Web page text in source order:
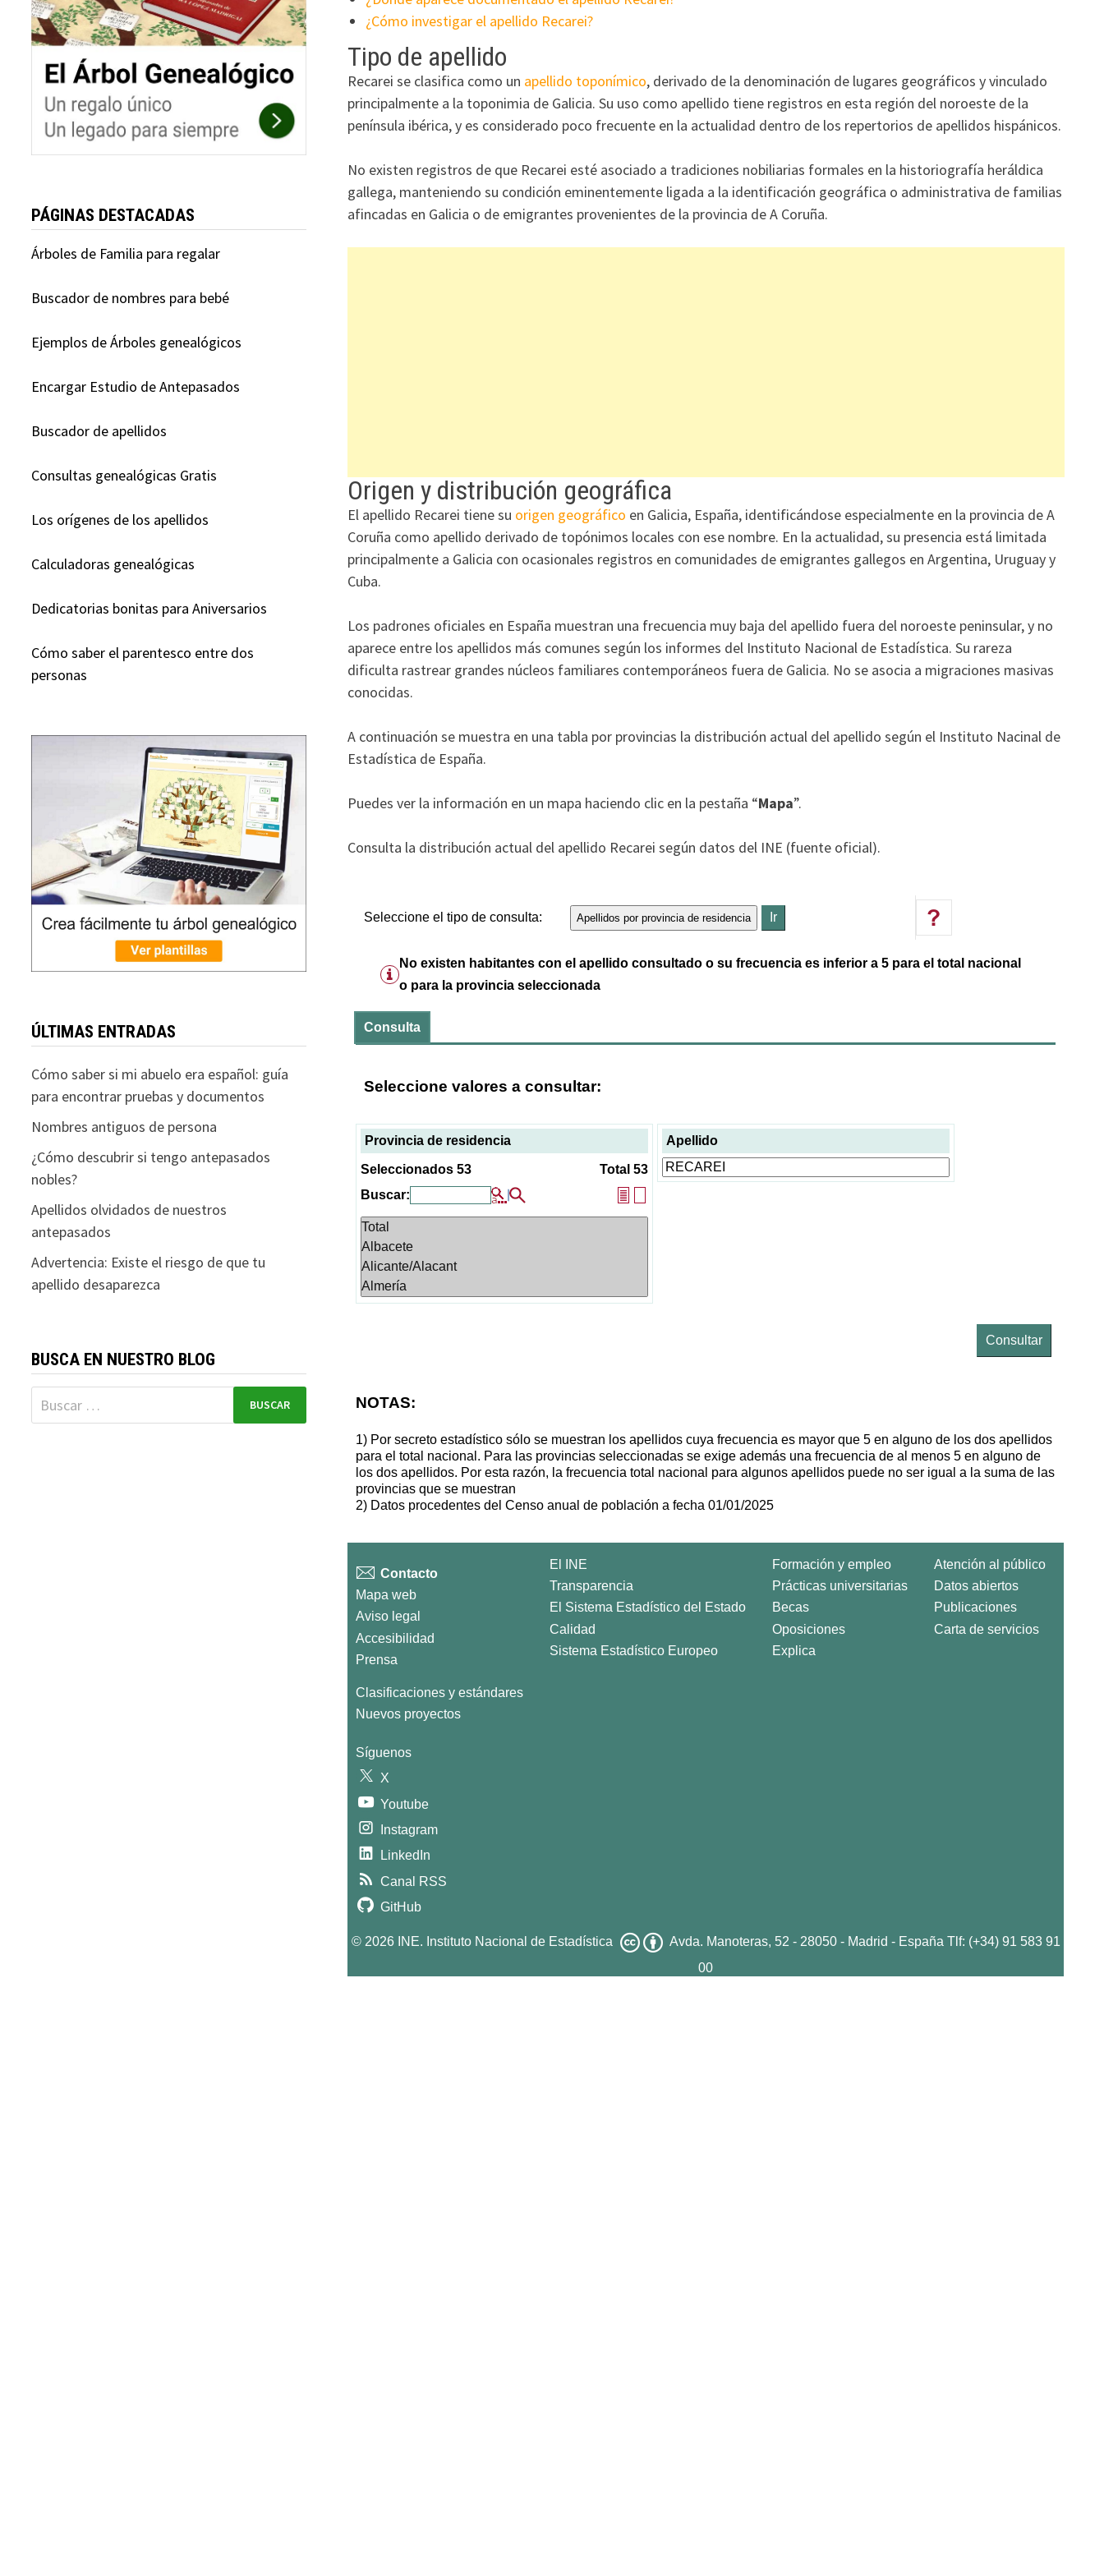
¿Cómo investigar el apellido Recarei?
Tipo de apellido
Recarei se clasifica como un apellido toponímico, derivado de la denominación de lugares geográficos y vinculado
principalmente a la toponimia de Galicia. Su uso como apellido tiene registros en esta región del noroeste de la
península ibérica, y es considerado poco frecuente en la actualidad dentro de los repertorios de apellidos hispánicos.
No existen registros de que Recarei esté asociado a tradiciones nobiliarias formales en la historiografía heráldica
gallega, manteniendo su condición eminentemente ligada a la identificación geográfica o administrativa de familias
afincadas en Galicia o de emigrantes provenientes de la provincia de A Coruña.
Origen y distribución geográfica
El apellido Recarei tiene su origen geográfico en Galicia, España, identificándose especialmente en la provincia de A
Coruña como apellido derivado de topónimos locales con ese nombre. En la actualidad, su presencia está limitada
principalmente a Galicia con ocasionales registros en comunidades de emigrantes gallegos en Argentina, Uruguay y
Cuba.
Los padrones oficiales en España muestran una frecuencia muy baja del apellido fuera del noroeste peninsular, y no
aparece entre los apellidos más comunes según los informes del Instituto Nacional de Estadística. Su rareza
dificulta rastrear grandes núcleos familiares contemporáneos fuera de Galicia. No se asocia a migraciones masivas
conocidas.
A continuación se muestra en una tabla por provincias la distribución actual del apellido según el Instituto Nacinal de
Estadística de España.
Puedes ver la información en un mapa haciendo clic en la pestaña “Mapa”.
Consulta la distribución actual del apellido Recarei según datos del INE (fuente oficial).
PÁGINAS DESTACADAS
Árboles de Familia para regalar
Buscador de nombres para bebé
Ejemplos de Árboles genealógicos
Encargar Estudio de Antepasados
Buscador de apellidos
Consultas genealógicas Gratis
Los orígenes de los apellidos
Calculadoras genealógicas
Dedicatorias bonitas para Aniversarios
Cómo saber el parentesco entre dos
personas
ÚLTIMAS ENTRADAS
Cómo saber si mi abuelo era español: guía
para encontrar pruebas y documentos
Nombres antiguos de persona
¿Cómo descubrir si tengo antepasados
nobles?
Apellidos olvidados de nuestros
antepasados
Advertencia: Existe el riesgo de que tu
apellido desaparezca
BUSCA EN NUESTRO BLOG